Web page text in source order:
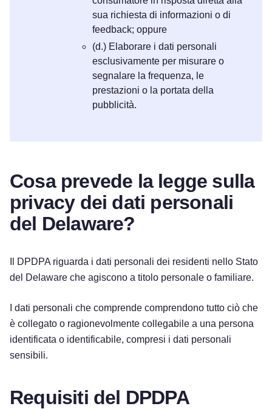
sua richiesta di informazioni o di
feedback; oppure
(d.) Elaborare i dati personali
esclusivamente per misurare o
segnalare la frequenza, le
prestazioni o la portata della
pubblicità.
Cosa prevede la legge sulla
privacy dei dati personali
del Delaware?
Il DPDPA riguarda i dati personali dei residenti nello Stato
del Delaware che agiscono a titolo personale o familiare.
I dati personali che comprende comprendono tutto ciò che
è collegato o ragionevolmente collegabile a una persona
identificata o identificabile, compresi i dati personali
sensibili.
Requisiti del DPDPA